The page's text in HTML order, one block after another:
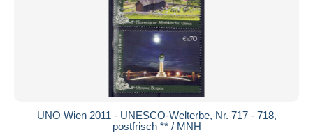
UNO Wien 2011 - UNESCO-Welterbe, Nr. 717 - 718,
postfrisch ** / MNH